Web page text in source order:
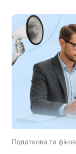
Податкова та